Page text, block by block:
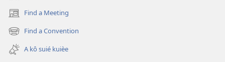
Find a Meeting
(opens
new
window)
Find a Convention
(opens
new
window)
A kô suié kuièe